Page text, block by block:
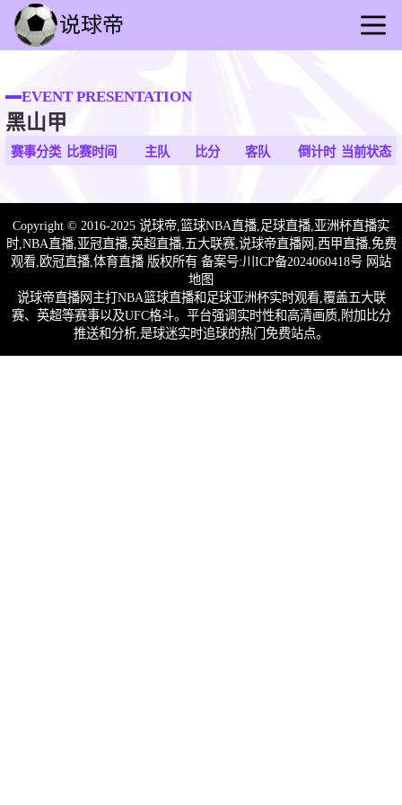
足球直播
篮球直播
足球录播
篮球新闻
其他联赛
EVENT PRESENTATION
黑山甲
赛事分类 比赛时间 主队 比分 客队 倒计时 当前状态
Copyright © 2016-2025 说球帝,篮球NBA直播,足球直播,亚洲杯直播实
时,NBA直播,亚冠直播,英超直播,五大联赛,说球帝直播网,西甲直播,免费
观看,欧冠直播,体育直播 版权所有 备案号:川ICP备2024060418号 网站
地图
说球帝直播网主打NBA篮球直播和足球亚洲杯实时观看,覆盖五大联
赛、英超等赛事以及UFC格斗。平台强调实时性和高清画质,附加比分
推送和分析,是球迷实时追球的热门免费站点。